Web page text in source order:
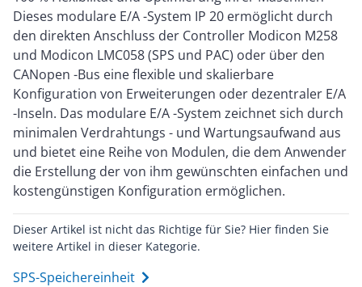
Dieses modulare E/A -System IP 20 ermöglicht durch
den direkten Anschluss der Controller Modicon M258
und Modicon LMC058 (SPS und PAC) oder über den
CANopen -Bus eine flexible und skalierbare
Konfiguration von Erweiterungen oder dezentraler E/A
-Inseln. Das modulare E/A -System zeichnet sich durch
minimalen Verdrahtungs - und Wartungsaufwand aus
und bietet eine Reihe von Modulen, die dem Anwender
die Erstellung der von ihm gewünschten einfachen und
kostengünstigen Konfiguration ermöglichen.
Dieser Artikel ist nicht das Richtige für Sie? Hier finden Sie
weitere Artikel in dieser Kategorie.
SPS-Speichereinheit